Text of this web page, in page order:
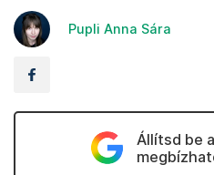
Pupli Anna Sára
Állítsd be